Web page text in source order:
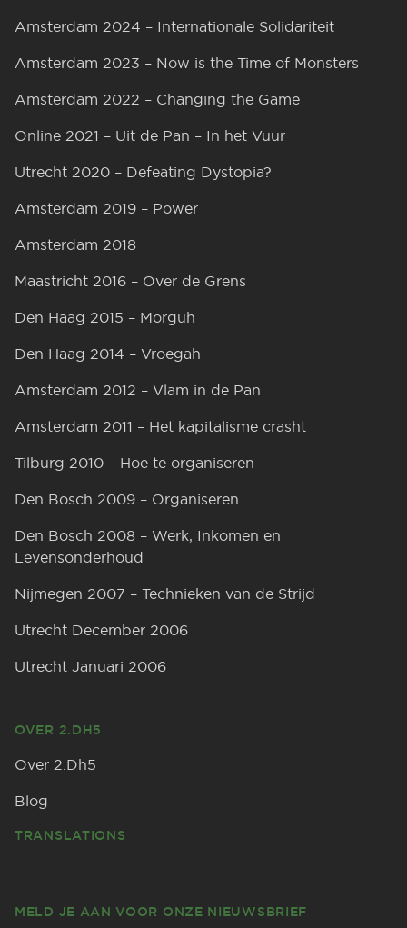
Amsterdam 2024 – Internationale Solidariteit
Amsterdam 2023 – Now is the Time of Monsters
Amsterdam 2022 – Changing the Game
Online 2021 – Uit de Pan – In het Vuur
Utrecht 2020 – Defeating Dystopia?
Amsterdam 2019 – Power
Amsterdam 2018
Maastricht 2016 – Over de Grens
Den Haag 2015 – Morguh
Den Haag 2014 – Vroegah
Amsterdam 2012 – Vlam in de Pan
Amsterdam 2011 – Het kapitalisme crasht
Tilburg 2010 – Hoe te organiseren
Den Bosch 2009 – Organiseren
Den Bosch 2008 – Werk, Inkomen en
Levensonderhoud
Nijmegen 2007 – Technieken van de Strijd
Utrecht December 2006
Utrecht Januari 2006
OVER 2.DH5
Over 2.Dh5
Blog
TRANSLATIONS
MELD JE AAN VOOR ONZE NIEUWSBRIEF